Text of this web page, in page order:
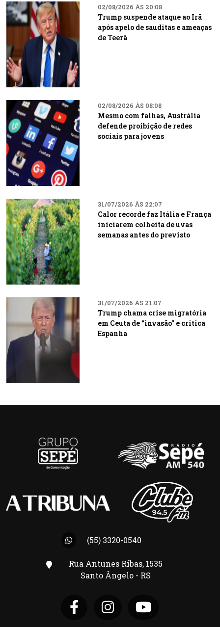
02/08/2026 ÀS 20:08
Trump suspende ataque ao Irã
após apelo de sauditas e ameaças
de Teerã
02/08/2026 ÀS 08:08
Mesmo com falhas, Austrália
defende proibição de redes
sociais para jovens
31/07/2026 ÀS 22:07
Calor recorde faz Itália e França
iniciarem colheita de uvas
semanas antes do previsto
31/07/2026 ÀS 21:07
Trump chama crise migratória
em Ceuta de “invasão” e critica
Espanha
(55) 3320-0540
Rua Antunes Ribas, 1535
Santo Ângelo - RS